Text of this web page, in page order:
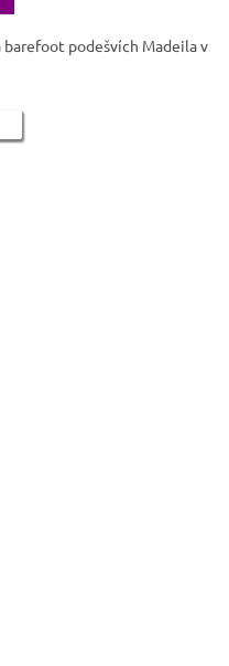
podešvích Madeila v